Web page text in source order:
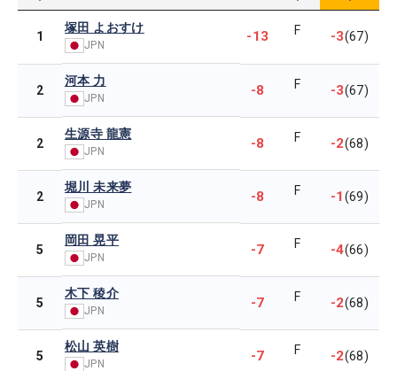
1
塚田 よおすけ
JPN
-13 F -3(67)
2
河本 力
JPN -8 F -3(67)
2
生源寺 龍憲
JPN -8 F -2(68)
2
堀川 未来夢
JPN -8 F -1(69)
5
岡田 晃平
JPN -7 F -4(66)
5
木下 稜介
JPN -7 F -2(68)
5
松山 英樹
JPN -7 F -2(68)